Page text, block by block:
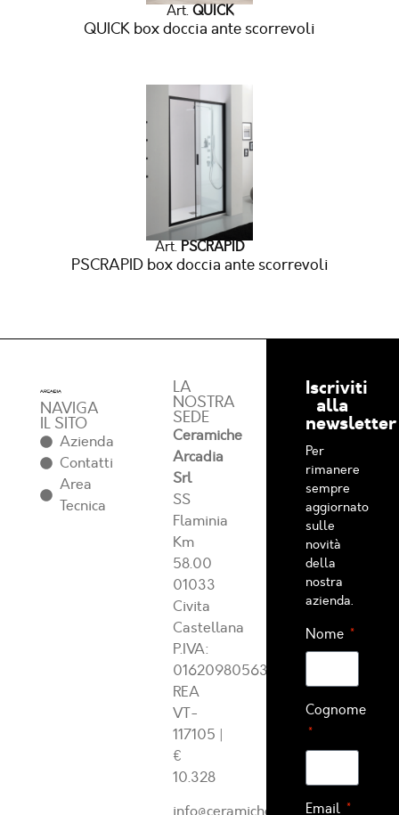
Art.QUICK
QUICK box doccia ante scorrevoli
Art.PSCRAPID
PSCRAPID box doccia ante scorrevoli
NAVIGA
IL SITO
Azienda
Contatti
Area
Tecnica
LA
NOSTRA
SEDE
Ceramiche
Arcadia
Srl
SS
Flaminia
Km
58.00
01033
Civita
Castellana
P.IVA:
01620980563
REA
VT-
117105 |
€
10.328
Iscriviti
alla
newsletter
Per
rimanere
sempre
aggiornato
sulle
novità
della
nostra
azienda.
Nome
Cognome
Email